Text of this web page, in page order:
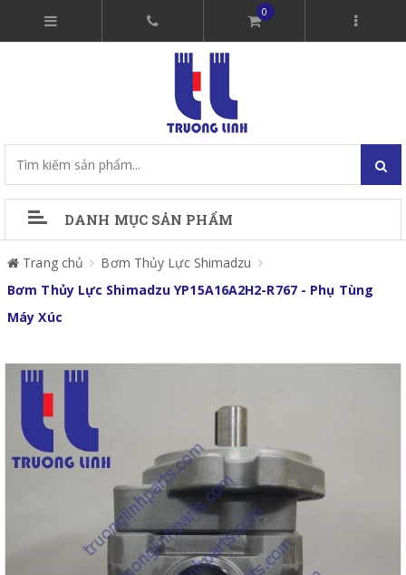
0
DANH MỤC SẢN PHẨM
Trang chủ
Bơm Thủy Lực Shimadzu
Bơm Thủy Lực Shimadzu YP15A16A2H2-R767 - Phụ Tùng
Máy Xúc